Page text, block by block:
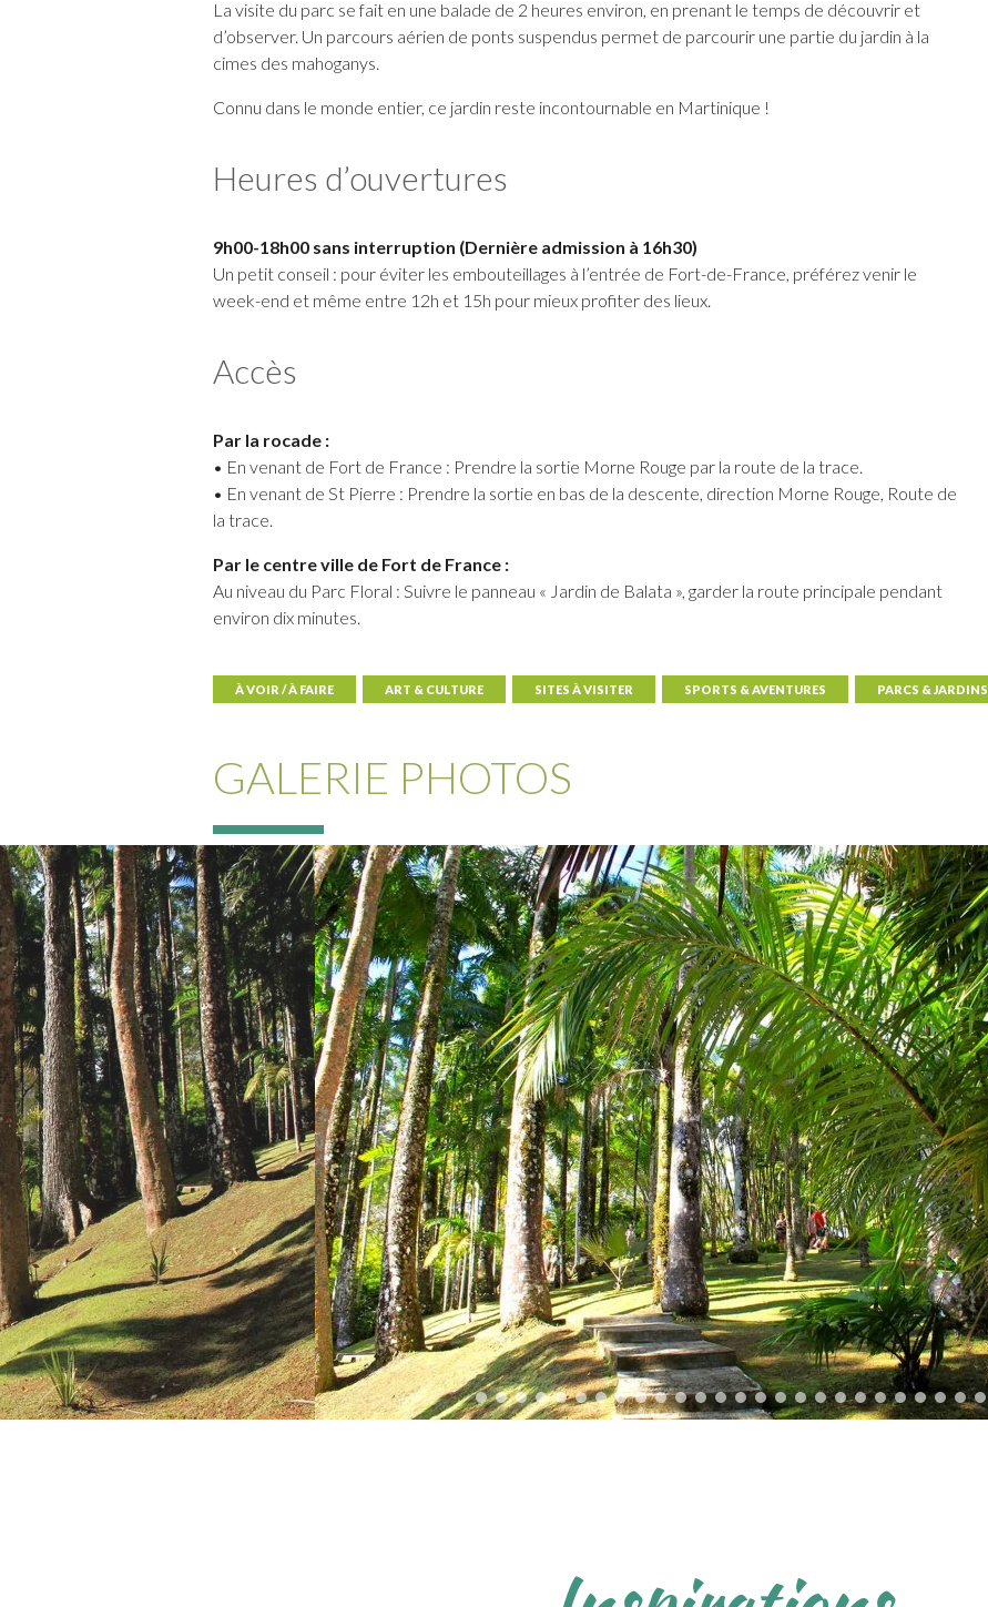
La visite du parc se fait en une balade de 2 heures environ, en prenant le temps de découvrir et
d’observer. Un parcours aérien de ponts suspendus permet de parcourir une partie du jardin à la
cimes des mahoganys.
Connu dans le monde entier, ce jardin reste incontournable en Martinique !
Heures d’ouvertures
9h00-18h00 sans interruption (Dernière admission à 16h30)
Un petit conseil : pour éviter les embouteillages à l’entrée de Fort-de-France, préférez venir le
week-end et même entre 12h et 15h pour mieux profiter des lieux.
Accès
Par la rocade :
• En venant de Fort de France : Prendre la sortie Morne Rouge par la route de la trace.
• En venant de St Pierre : Prendre la sortie en bas de la descente, direction Morne Rouge, Route de
la trace.
Par le centre ville de Fort de France :
Au niveau du Parc Floral : Suivre le panneau « Jardin de Balata », garder la route principale pendant
environ dix minutes.
À VOIR / À FAIRE ART & CULTURE SITES À VISITER SPORTS & AVENTURES PARCS & JARDINS
GALERIE PHOTOS